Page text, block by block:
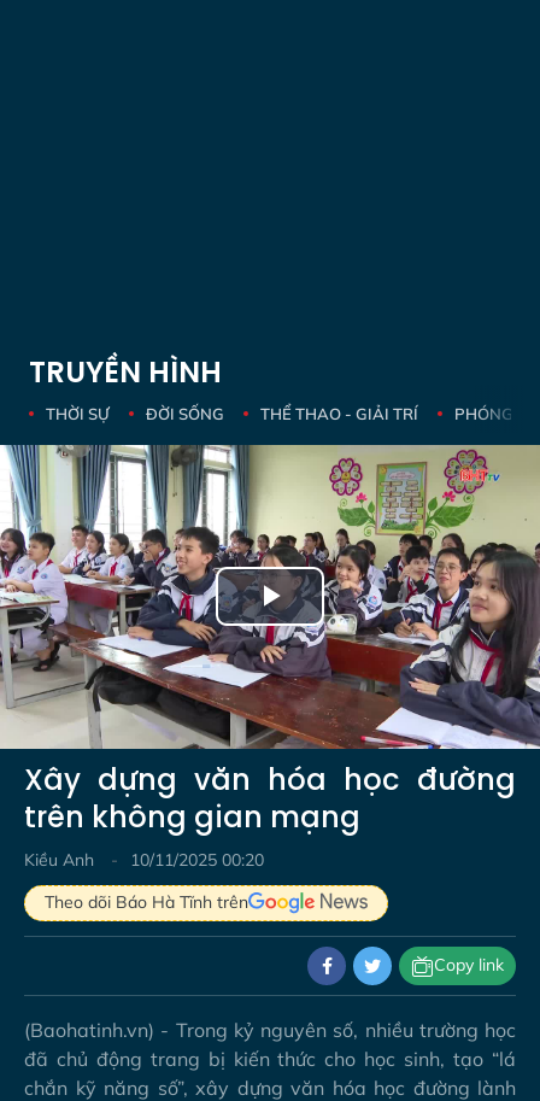
TRUYỀN HÌNH
THỜI SỰ ĐỜI SỐNG THỂ THAO - GIẢI TRÍ PHÓNG
Play
Video
Xây dựng văn hóa học đường
trên không gian mạng
Kiều Anh
10/11/2025 00:20
Theo dõi Báo Hà Tĩnh trên
Copy link
(Baohatinh.vn) - Trong kỷ nguyên số, nhiều trường học
đã chủ động trang bị kiến thức cho học sinh, tạo “lá
chắn kỹ năng số”, xây dựng văn hóa học đường lành